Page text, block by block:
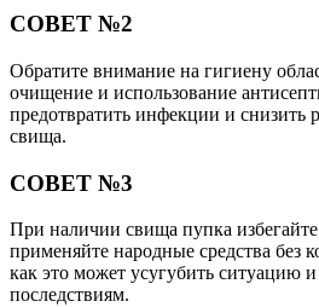
СОВЕТ №2
Обратите внимание на гигиену
очищение и использование
предотвратить инфекции и снизить
свища.
СОВЕТ №3
При наличии свища пупка
применяйте народные средства без
как это может усугубить ситуацию
последствиям.